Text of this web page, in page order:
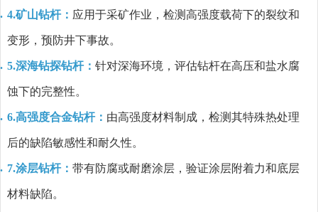
4.矿山钻杆： 应用于采矿作业，检测高强度载荷下的裂纹和
变形，预防井下事故。
5.深海钻探钻杆： 针对深海环境，评估钻杆在高压和盐水腐
蚀下的完整性。
6.高强度合金钻杆： 由高强度材料制成，检测其特殊热处理
后的缺陷敏感性和耐久性。
7.涂层钻杆： 带有防腐或耐磨涂层，验证涂层附着力和底层
材料缺陷。